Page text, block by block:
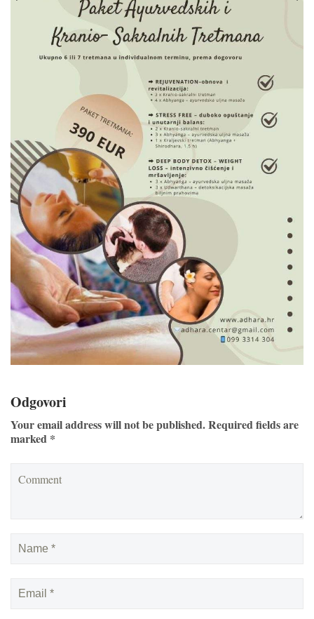
Odgovori
Your email address will not be published. Required fields are
marked *